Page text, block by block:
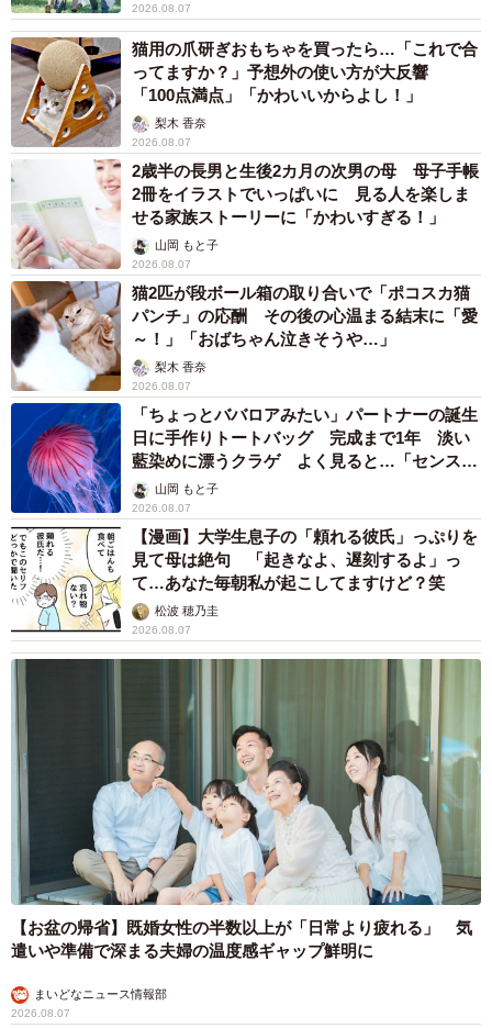
2026.08.07
猫用の爪研ぎおもちゃを買ったら…「これで合
ってますか？」予想外の使い方が大反響
「100点満点」「かわいいからよし！」
梨木 香奈
2026.08.07
2歳半の長男と生後2カ月の次男の母 母子手帳
2冊をイラストでいっぱいに 見る人を楽しま
せる家族ストーリーに「かわいすぎる！」
山岡 もと子
2026.08.07
猫2匹が段ボール箱の取り合いで「ポコスカ猫
パンチ」の応酬 その後の心温まる結末に「愛
～！」「おばちゃん泣きそうや…」
梨木 香奈
2026.08.07
「ちょっとババロアみたい」パートナーの誕生
日に手作りトートバッグ 完成まで1年 淡い
藍染めに漂うクラゲ よく見ると…「センスす
ごい」山岡 もと子
2026.08.07
【漫画】大学生息子の「頼れる彼氏」っぷりを
見て母は絶句 「起きなよ、遅刻するよ」っ
て…あなた毎朝私が起こしてますけど？笑
松波 穂乃圭
2026.08.07
【お盆の帰省】既婚女性の半数以上が「日常より疲れる」 気
遣いや準備で深まる夫婦の温度感ギャップ鮮明に
まいどなニュース情報部
2026.08.07